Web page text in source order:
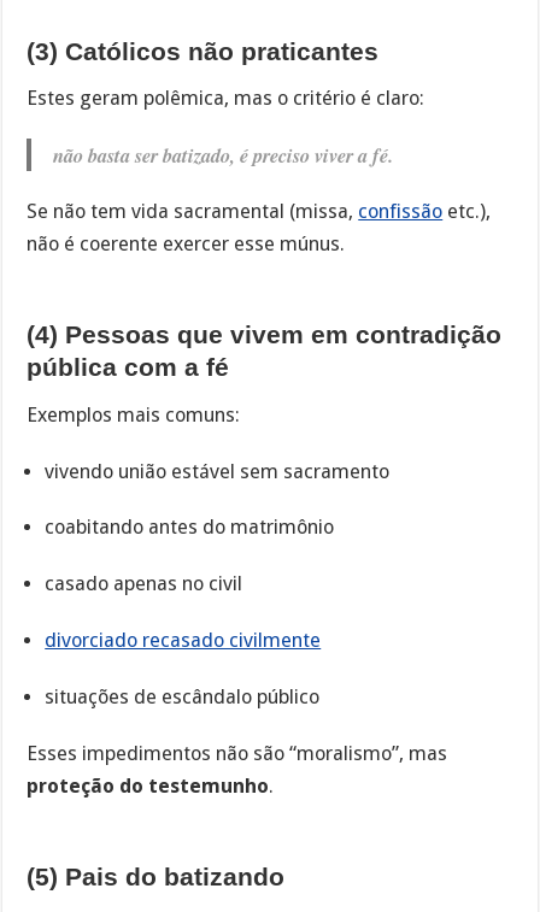
(3) Católicos não praticantes
Estes geram polêmica, mas o critério é claro:
não basta ser batizado, é preciso viver a fé.
Se não tem vida sacramental (missa, confissão etc.),
não é coerente exercer esse múnus.
(4) Pessoas que vivem em contradição
pública com a fé
Exemplos mais comuns:
vivendo união estável sem sacramento
coabitando antes do matrimônio
casado apenas no civil
divorciado recasado civilmente
situações de escândalo público
Esses impedimentos não são “moralismo”, mas
proteção do testemunho.
(5) Pais do batizando